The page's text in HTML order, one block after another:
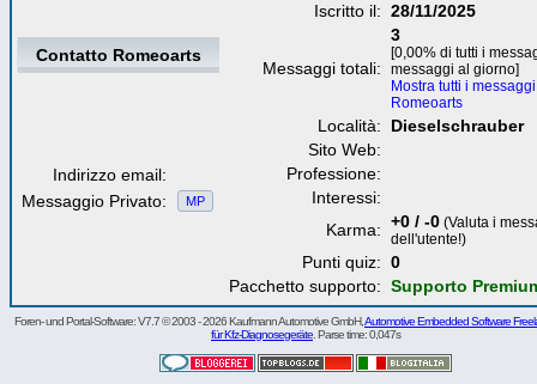
Iscritto il: 28/11/2025
Messaggi totali:
3
[0,00% di tutti i
messaggi al giorno]
Mostra tutti i
Romeoarts
Località:
Dieselschrauber
Sito Web:
Professione:
Interessi:
Karma: +0 / -0 (Valuta i
dell'utente!)
Punti quiz: 0
Pacchetto supporto: Supporto
Contatto Romeoarts
Indirizzo email:
Messaggio Privato:
MP
Foren- und Portal-Software: V7.7 © 2003 - 2026 Kaufmann Automotive GmbH,Automotive Embedded Software
für Kfz-Diagnosegeräte . Parse time: 0,047s